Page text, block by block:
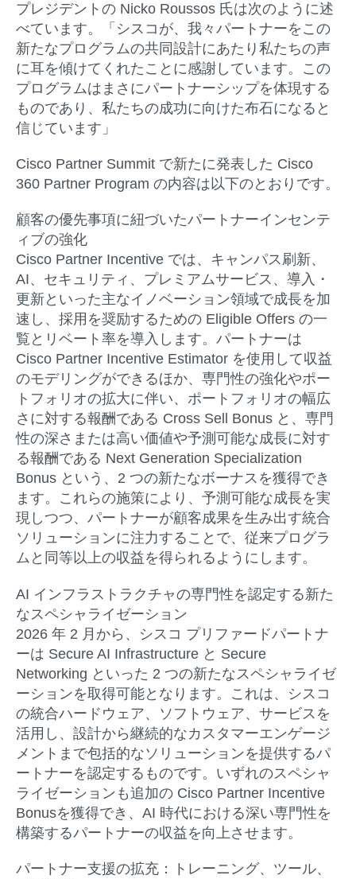
プレジデントの Nicko Roussos 氏は次のように述
べています。「シスコが、我々パートナーをこの
新たなプログラムの共同設計にあたり私たちの声
に耳を傾けてくれたことに感謝しています。この
プログラムはまさにパートナーシップを体現する
ものであり、私たちの成功に向けた布石になると
信じています」
Cisco Partner Summit で新たに発表した Cisco
360 Partner Program の内容は以下のとおりです。
顧客の優先事項に紐づいたパートナーインセンテ
ィブの強化
Cisco Partner Incentive では、キャンパス刷新、
AI、セキュリティ、プレミアムサービス、導入・
更新といった主なイノベーション領域で成長を加
速し、採用を奨励するための Eligible Offers の一
覧とリベート率を導入します。パートナーは
Cisco Partner Incentive Estimator を使用して収益
のモデリングができるほか、専門性の強化やポー
トフォリオの拡大に伴い、ポートフォリオの幅広
さに対する報酬である Cross Sell Bonus と、専門
性の深さまたは高い価値や予測可能な成長に対す
る報酬である Next Generation Specialization
Bonus という、2 つの新たなボーナスを獲得でき
ます。これらの施策により、予測可能な成長を実
現しつつ、パートナーが顧客成果を生み出す統合
ソリューションに注力することで、従来プログラ
ムと同等以上の収益を得られるようにします。
AI インフラストラクチャの専門性を認定する新た
なスペシャライゼーション
2026 年 2 月から、シスコ プリファードパートナ
ーは Secure AI Infrastructure と Secure
Networking といった 2 つの新たなスペシャライゼ
ーションを取得可能となります。これは、シスコ
の統合ハードウェア、ソフトウェア、サービスを
活用し、設計から継続的なカスタマーエンゲージ
メントまで包括的なソリューションを提供するパ
ートナーを認定するものです。いずれのスペシャ
ライゼーションも追加の Cisco Partner Incentive
Bonusを獲得でき、AI 時代における深い専門性を
構築するパートナーの収益を向上させます。
パートナー支援の拡充：トレーニング、ツール、